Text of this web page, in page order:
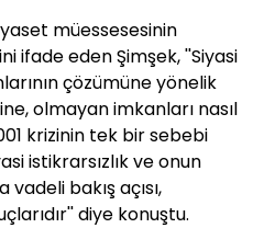
müessesesinin
ifade eden Şimşek, ''Siyasi
çözümüne yönelik
olmayan imkanları nasıl
krizinin tek bir sebebi
istikrarsızlık ve onun
bakış açısı,
diye konuştu.